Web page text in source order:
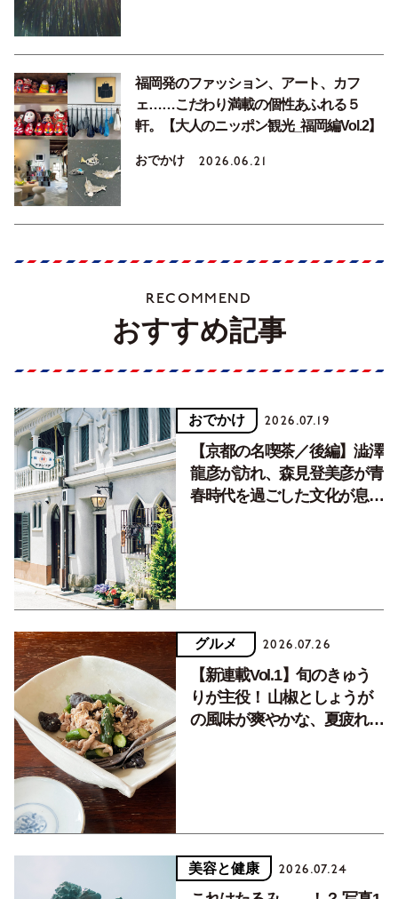
福岡発のファッション、アート、カフ
ェ……こだわり満載の個性あふれる５
軒。【大人のニッポン観光_福岡編Vol.2】
おでかけ 2026.06.21
RECOMMEND
おすすめ記事
おでかけ 2026.07.19
【京都の名喫茶／後編】澁澤
龍彦が訪れ、森見登美彦が青
春時代を過ごした文化が息づ
グルメ 2026.07.26
【新連載Vol.1】旬のきゅう
りが主役！ 山椒としょうが
の風味が爽やかな、夏疲れを
美容と健康 2026.07.24